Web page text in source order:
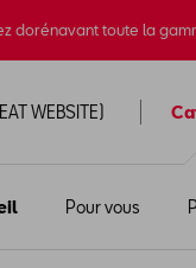
dorénavant toute la
WEBSITE)
Pour vous